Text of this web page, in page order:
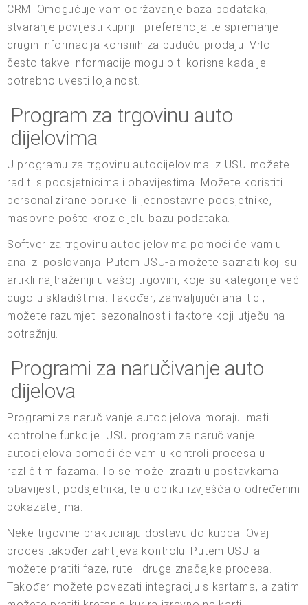
CRM. Omogućuje vam održavanje baza podataka,
stvaranje povijesti kupnji i preferencija te spremanje
drugih informacija korisnih za buduću prodaju. Vrlo
često takve informacije mogu biti korisne kada je
potrebno uvesti lojalnost.
Program za trgovinu auto
dijelovima
U programu za trgovinu autodijelovima iz USU možete
raditi s podsjetnicima i obavijestima. Možete koristiti
personalizirane poruke ili jednostavne podsjetnike,
masovne pošte kroz cijelu bazu podataka.
Softver za trgovinu autodijelovima pomoći će vam u
analizi poslovanja. Putem USU-a možete saznati koji su
artikli najtraženiji u vašoj trgovini, koje su kategorije već
dugo u skladištima. Također, zahvaljujući analitici,
možete razumjeti sezonalnost i faktore koji utječu na
potražnju.
Programi za naručivanje auto
dijelova
Programi za naručivanje autodijelova moraju imati
kontrolne funkcije. USU program za naručivanje
autodijelova pomoći će vam u kontroli procesa u
različitim fazama. To se može izraziti u postavkama
obavijesti, podsjetnika, te u obliku izvješća o određenim
pokazateljima.
Neke trgovine prakticiraju dostavu do kupca. Ovaj
proces također zahtijeva kontrolu. Putem USU-a
možete pratiti faze, rute i druge značajke procesa.
Također možete povezati integraciju s kartama, a zatim